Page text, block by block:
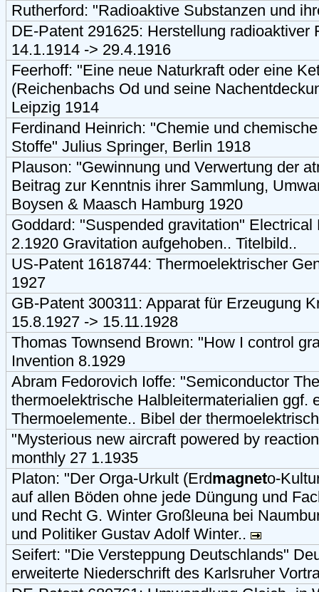
Rutherford: "Radioaktive Substanzen und
DE-Patent 291625: Herstellung radioaktiver
14.1.1914 -> 29.4.1916
Feerhoff: "Eine neue Naturkraft oder eine
(Reichenbachs Od und seine
Leipzig 1914
Ferdinand Heinrich: "Chemie und
Stoffe" Julius Springer, Berlin 1918
Plauson: "Gewinnung und Verwertung der
Beitrag zur Kenntnis ihrer Sammlung,
Boysen & Maasch Hamburg 1920
Goddard: "Suspended gravitation"
2.1920 Gravitation aufgehoben.. Titelbild..
US-Patent 1618744: Thermoelektrischer
1927
GB-Patent 300311: Apparat für Erzeugung
15.8.1927 -> 15.11.1928
Thomas Townsend Brown: "How I control
Invention 8.1929
Abram Fedorovich Ioffe: "Semiconductor
thermoelektrische Halbleitermaterialien ggf.
Thermoelemente.. Bibel der
"Mysterious new aircraft powered by
monthly 27 1.1935
Platon: "Der Orga-Urkult (Erdmagneto-
auf allen Böden ohne jede Düngung und
und Recht G. Winter Großleuna bei
und Politiker Gustav Adolf Winter..
Seifert: "Die Versteppung Deutschlands"
erweiterte Niederschrift des Karlsruher